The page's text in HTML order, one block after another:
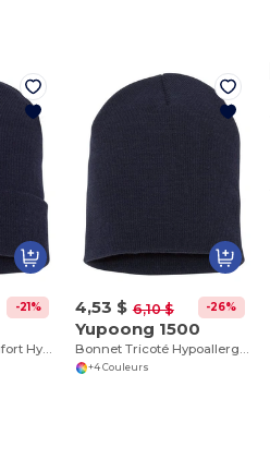
-21% 4,53 $ 6,10 $ -26%
Yupoong 1500
+4 Couleurs